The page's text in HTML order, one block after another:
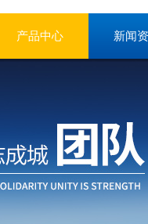
产品中心 新闻